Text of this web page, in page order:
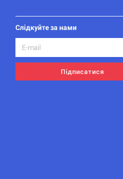
Слідкуйте за нами
Підписатися